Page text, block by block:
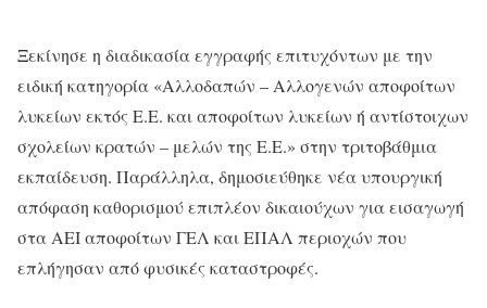
Ξεκίνησε η διαδικασία εγγραφής επιτυχόντων με την
ειδική κατηγορία «Αλλοδαπών – Αλλογενών αποφοίτων
λυκείων εκτός Ε.Ε. και αποφοίτων λυκείων ή αντίστοιχων
σχολείων κρατών – μελών της Ε.Ε.» στην τριτοβάθμια
εκπαίδευση. Παράλληλα, δημοσιεύθηκε νέα υπουργική
απόφαση καθορισμού επιπλέον δικαιούχων για εισαγωγή
στα ΑΕΙ αποφοίτων ΓΕΛ και ΕΠΑΛ περιοχών που
επλήγησαν από φυσικές καταστροφές.